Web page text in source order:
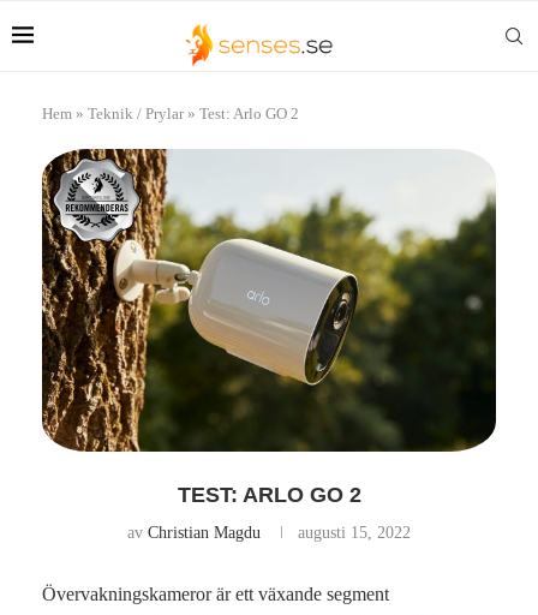
Hem » Teknik / Prylar» Test: Arlo GO 2
TEST: ARLO GO 2
av Christian Magdu augusti 15, 2022
Övervakningskameror är ett växande segment